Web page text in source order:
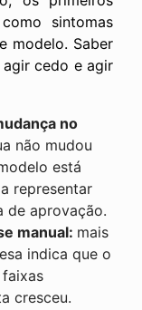
sintomas
modelo. Saber
cedo e agir
no
não mudou
está
representar
de aprovação.
manual: mais
indica que o
cresceu.